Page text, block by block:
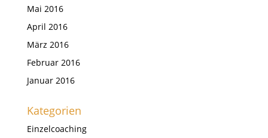
Mai 2016
April 2016
März 2016
Februar 2016
Januar 2016
Kategorien
Einzelcoaching